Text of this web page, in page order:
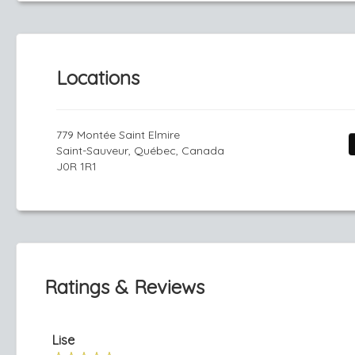
Locations
779 Montée Saint Elmire
Saint-Sauveur, Québec, Canada
J0R 1R1
Ratings & Reviews
Lise